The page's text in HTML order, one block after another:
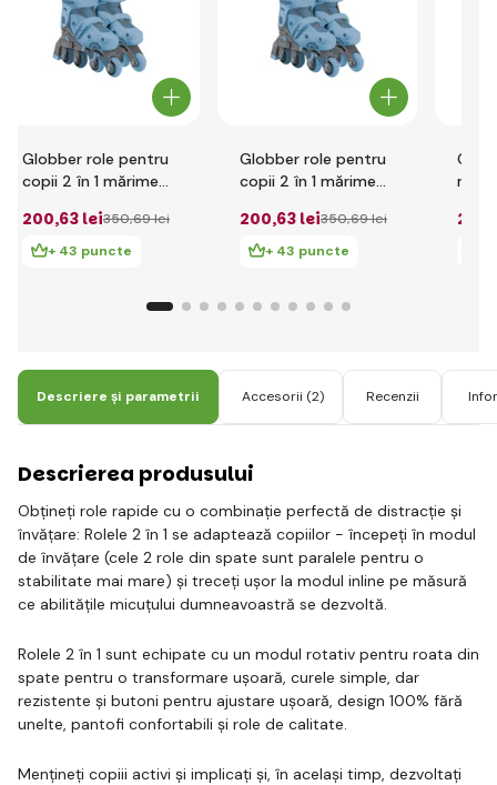
Globber role pentru
copii 2 în 1 mărime
Ash Blue
200,63 lei350,69 lei
+ 43 puncte
Globber role pentru
copii 2 în 1 mărime
Ash Blue
200,63 lei350,69 lei
+ 43 puncte
250
Descriere și parametrii Accesorii (2) Recenzii
Descrierea produsului
Obțineți role rapide cu o combinație perfectă de distracție și
învățare: Rolele 2 în 1 se adaptează copiilor - începeți în modul
de învățare (cele 2 role din spate sunt paralele pentru o
stabilitate mai mare) și treceți ușor la modul inline pe măsură
ce abilitățile micuțului dumneavoastră se dezvoltă.
Rolele 2 în 1 sunt echipate cu un modul rotativ pentru roata din
spate pentru o transformare ușoară, curele simple, dar
rezistente și butoni pentru ajustare ușoară, design 100% fără
unelte, pantofi confortabili și role de calitate.
Mențineți copiii activi și implicați și, în același timp, dezvoltați